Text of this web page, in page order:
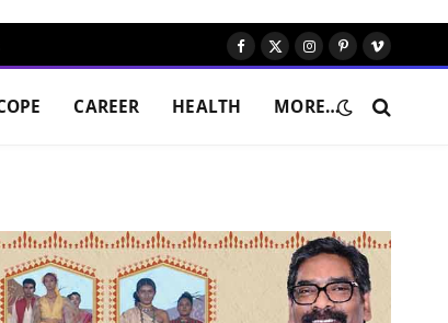
Facebook
X
Instagram
Pinterest
Vimeo
CAREER HEALTH MORE…